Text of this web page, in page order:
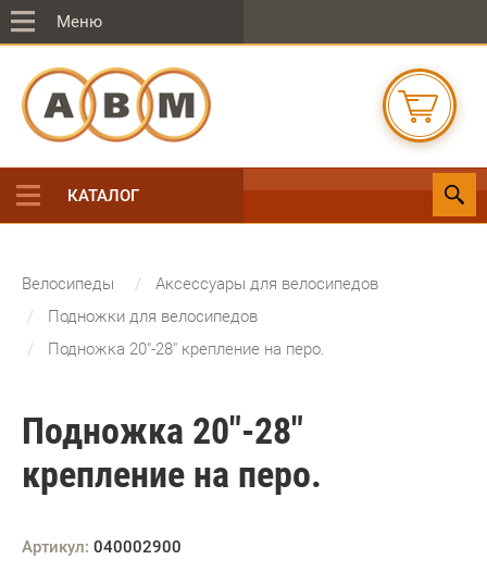
Меню
КАТАЛОГ
Велосипеды
Аксессуары для велосипедов
Подножки для велосипедов
Подножка 20"-28" крепление на перо.
Подножка 20"-28"
крепление на перо.
Артикул: 040002900